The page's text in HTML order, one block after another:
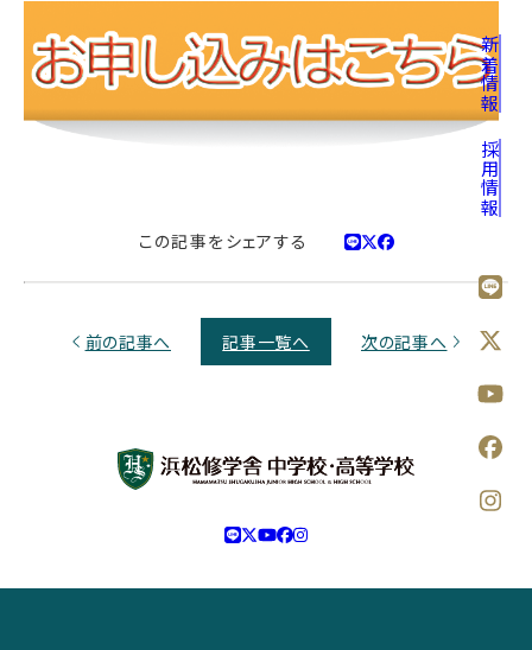
新着情報
採用情報
この記事をシェアする
前の記事へ 記事一覧へ 次の記事へ